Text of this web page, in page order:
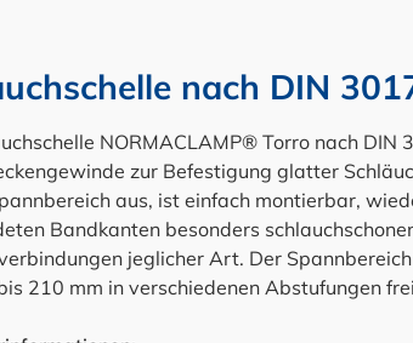
nach DIN
NORMACLAMP® Torro nach DIN
zur Befestigung glatter
aus, ist einfach montierbar,
Bandkanten besonders
jeglicher Art. Der
210 mm in verschiedenen Abstufungen